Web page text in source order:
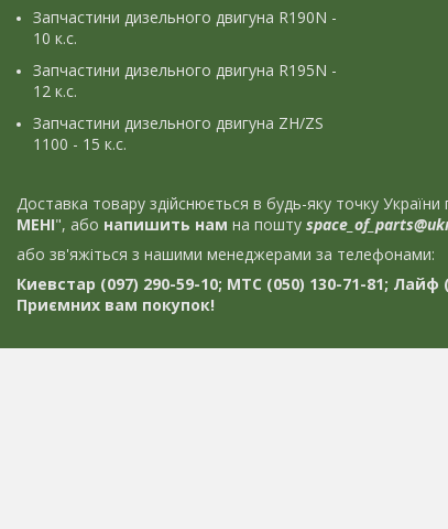
Запчастини дизельного двигуна R190N -
10 к.с.
Запчастини дизельного двигуна R195N -
12 к.с.
Запчастини дизельного двигуна ZH/ZS
1100 - 15 к.с.
Доставка товару здійснюється в будь-яку точку
МЕНІ", або напишить нам на пошту
або зв'яжіться з нашими менеджерами за телефонами:
Киевстар (097) 290-59-10; МТС (050) 130-71-81; Лайф
Приємних вам покупок!